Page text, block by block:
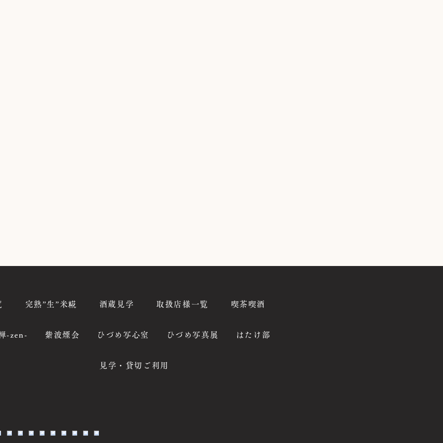
完熟”生”米糀 酒蔵見学 取扱店様一覧 喫茶喫酒
-zen- 紫波煙会 ひづめ写心室 ひづめ写真展 はたけ部
見学・貸切ご利用